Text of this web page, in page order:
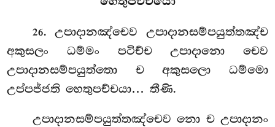
26. උපාදානඤ්චෙව උපාදානසම්පයුත්තඤ්ච
අකුසලං ධම්මං පටිච්ච උපාදානො චෙව
උපාදානසම්පයුත්තො ච අකුසලො ධම්මො
උප්පජ්ජති හෙතුපච්චයා… තීණි.
උපාදානසම්පයුත්තඤ්චෙව නො ච උපාදානං